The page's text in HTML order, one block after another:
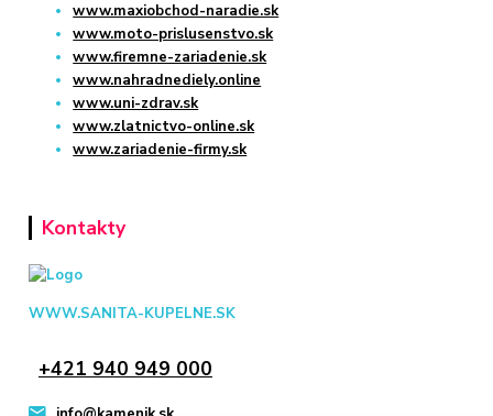
www.maxiobchod-naradie.sk
www.moto-prislusenstvo.sk
www.firemne-zariadenie.sk
www.nahradnediely.online
www.uni-zdrav.sk
www.zlatnictvo-online.sk
www.zariadenie-firmy.sk
Kontakty
WWW.SANITA-KUPELNE.SK
+421 940 949 000